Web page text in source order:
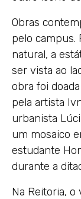
Obras
pelo campus.
natural, a
ser vista ao
obra foi
pela artista
urbanista
um mosaico
estudante
durante a
Na Reitoria,